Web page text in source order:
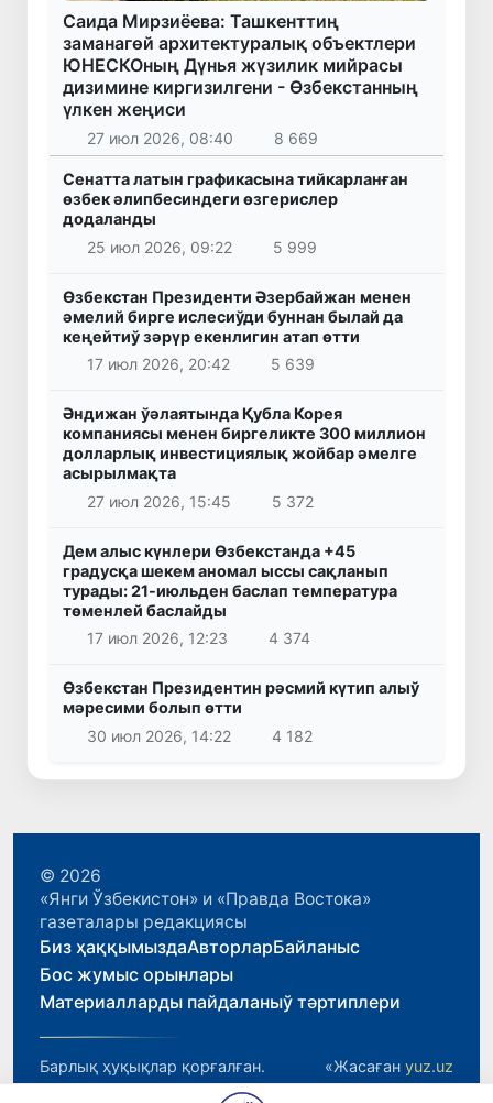
Саида Мирзиёева: Ташкенттиң
заманагөй архитектуралық объектлери
ЮНЕСКОның Дүнья жүзилик мийрасы
дизимине киргизилгени - Өзбекстанның
үлкен жеңиси
27 июл 2026, 08:40 8 669
Сенатта латын графикасына тийкарланған
өзбек әлипбесиндеги өзгерислер
додаланды
25 июл 2026, 09:22
5 999
Өзбекстан Президенти Әзербайжан менен
әмелий бирге ислесиўди буннан былай да
кеңейтиў зәрүр екенлигин атап өтти
17 июл 2026, 20:42
5 639
Әндижан ўәлаятында Қубла Корея
компаниясы менен биргеликте 300 миллион
долларлық инвестициялық жойбар әмелге
асырылмақта
27 июл 2026, 15:45
5 372
Дем алыс күнлери Өзбекстанда +45
градусқа шекем аномал ыссы сақланып
турады: 21-июльден баслап температура
төменлей баслайды
17 июл 2026, 12:23
4 374
Өзбекстан Президентин рәсмий күтип алыў
мәресими болып өтти
30 июл 2026, 14:22
4 182
© 2026
«Янги Ўзбекистон» и «Правда Востока»
газеталары редакциясы
Биз ҳаққымыздаАвторларБайланыс
Бос жумыс орынлары
Материалларды пайдаланыў тәртиплери
Барлық ҳуқықлар қорғалған. «Жасаған yuz.uz